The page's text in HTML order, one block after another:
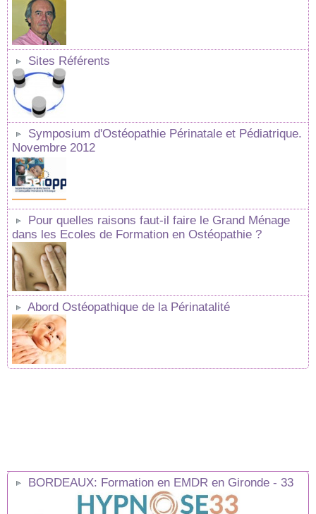
Sites Référents
Symposium d'Ostéopathie Périnatale et Pédiatrique.
Novembre 2012
Pour quelles raisons faut-il faire le Grand Ménage
dans les Ecoles de Formation en Ostéopathie ?
Abord Ostéopathique de la Périnatalité
BORDEAUX: Formation en EMDR en Gironde - 33